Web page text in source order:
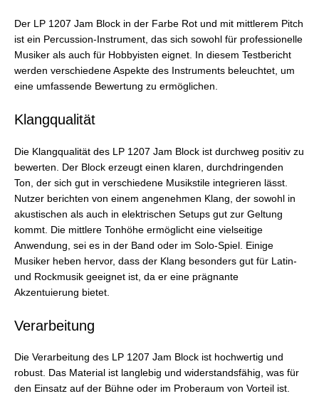
Der LP 1207 Jam Block in der Farbe Rot und mit mittlerem Pitch
ist ein Percussion-Instrument, das sich sowohl für professionelle
Musiker als auch für Hobbyisten eignet. In diesem Testbericht
werden verschiedene Aspekte des Instruments beleuchtet, um
eine umfassende Bewertung zu ermöglichen.
Klangqualität
Die Klangqualität des LP 1207 Jam Block ist durchweg positiv zu
bewerten. Der Block erzeugt einen klaren, durchdringenden
Ton, der sich gut in verschiedene Musikstile integrieren lässt.
Nutzer berichten von einem angenehmen Klang, der sowohl in
akustischen als auch in elektrischen Setups gut zur Geltung
kommt. Die mittlere Tonhöhe ermöglicht eine vielseitige
Anwendung, sei es in der Band oder im Solo-Spiel. Einige
Musiker heben hervor, dass der Klang besonders gut für Latin-
und Rockmusik geeignet ist, da er eine prägnante
Akzentuierung bietet.
Verarbeitung
Die Verarbeitung des LP 1207 Jam Block ist hochwertig und
robust. Das Material ist langlebig und widerstandsfähig, was für
den Einsatz auf der Bühne oder im Proberaum von Vorteil ist.